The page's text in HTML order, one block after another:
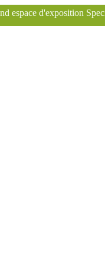
Specialized à Paris